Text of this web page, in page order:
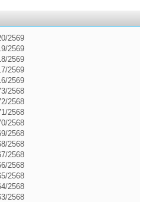
2569
2569
2569
2569
2569
2568
2568
2568
2568
2568
2568
2568
2568
2568
2568
2568